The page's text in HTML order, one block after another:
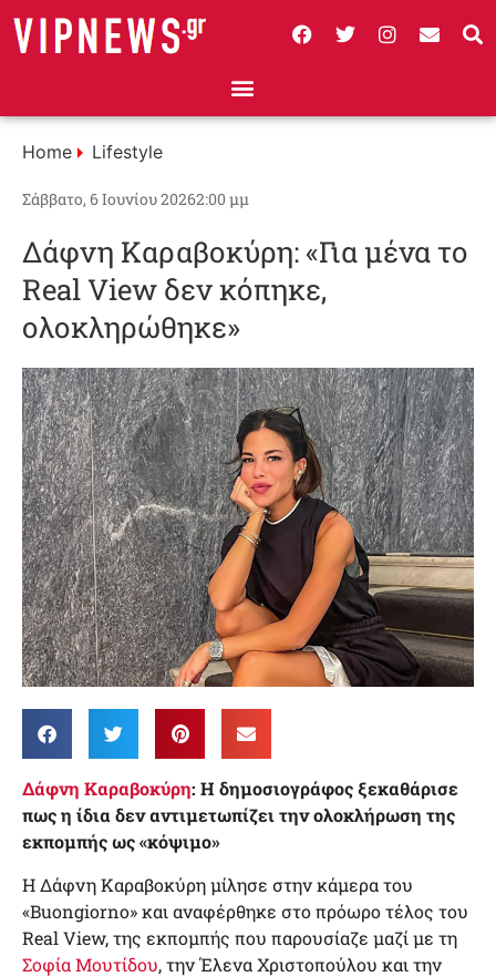
Home Lifestyle
Σάββατο, 6 Ιουνίου 20262:00 μμ
Δάφνη Καραβοκύρη: «Για μένα το
Real View δεν κόπηκε,
ολοκληρώθηκε»
Δάφνη Καραβοκύρη: Η δημοσιογράφος ξεκαθάρισε
πως η ίδια δεν αντιμετωπίζει την ολοκλήρωση της
εκπομπής ως «κόψιμο»
Η Δάφνη Καραβοκύρη μίλησε στην κάμερα του
«Buongiorno» και αναφέρθηκε στο πρόωρο τέλος του
Real View, της εκπομπής που παρουσίαζε μαζί με τη
Σοφία Μουτίδου, την Έλενα Χριστοπούλου και την